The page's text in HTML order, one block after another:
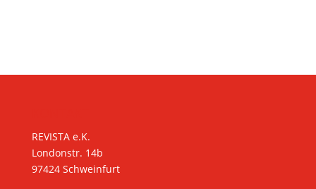
REVISTA e.K.
Londonstr. 14b
97424 Schweinfurt